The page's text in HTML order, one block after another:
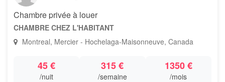
Chambre privée à louer
CHAMBRE CHEZ L'HABITANT
Montreal, Mercier - Hochelaga-Maisonneuve, Canada
45 €
/nuit
315 €
/semaine
1350 €
/mois